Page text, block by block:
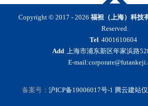
Copyright © 2017 - 2026 福袒（上海）科技
Reserved.
Tel 4001610604
Add 上海市浦东新区年家浜路
E-
备案号： 沪ICP备19006017号-1 腾云建站